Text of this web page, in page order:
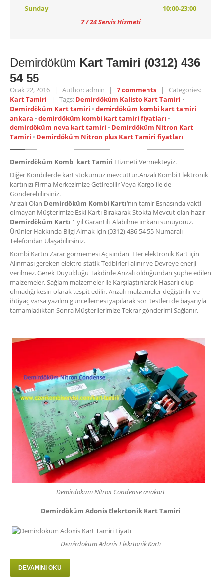
Sunday
10:00-23:00
7 / 24 Servis Hizmeti
Demirdöküm Kart Tamiri (0312) 436
54 55
Ocak 22, 2016 | Author: admin | 7 comments | Categories:
Kart Tamiri | Tags: Demirdöküm Kalisto Kart Tamiri •
Demirdöküm Kart tamiri • demirdöküm kombi kart tamiri
ankara • demirdöküm kombi kart tamiri fiyatları •
demirdöküm neva kart tamiri • Demirdöküm Nitron Kart
Tamiri • Demirdöküm Nitron plus Kart Tamiri fiyatları
Demirdöküm Kombi kart Tamiri Hizmeti Vermekteyiz.
Diğer Kombilerde kart stokumuz mevcuttur.Arızalı Kombi Elektronik
kartınızı Firma Merkezimize Getirebilir Veya Kargo ile de
Gönderebilirsiniz.
Arızalı Olan Demirdöküm Kombi Kartı‘nın tamir Esnasında vakti
olmayan Müşterimize Eski Kartı Bırakarak Stokta Mevcut olan hazır
Demirdöküm Kartı 1 yıl Garantili Alabilme imkanı sunuyoruz.
Ürünler Hakkında Bilgi Almak için (0312) 436 54 55 Numaralı
Telefondan Ulaşabilirsiniz.
Kombi Kartın Zarar görmemesi Açısından Her elektronik Kart için
Alınması gereken elektro statik Tedbirleri alınır ve Devreye enerji
verilmez. Gerek Duyulduğu Takdirde Arızalı olduğundan şüphe edilen
malzemeler, Sağlam malzemeler ile Karşılaştırılarak Hasarlı olup
olmadığı kesin olarak tespit edilir. Arızalı malzemeler değiştirilir ve
ihtiyaç varsa yazılım güncellemesi yapılarak son testleri de başarıyla
tamamladıktan Sonra Müşterilerimize Tekrar gönderimi Sağlanır.
Demirdöküm Nitron Condense anakart
Demirdöküm Adonis Elekrtonik Kart Tamiri
Demirdöküm Adonis Elekrtonik Kartı
DEVAMINI OKU